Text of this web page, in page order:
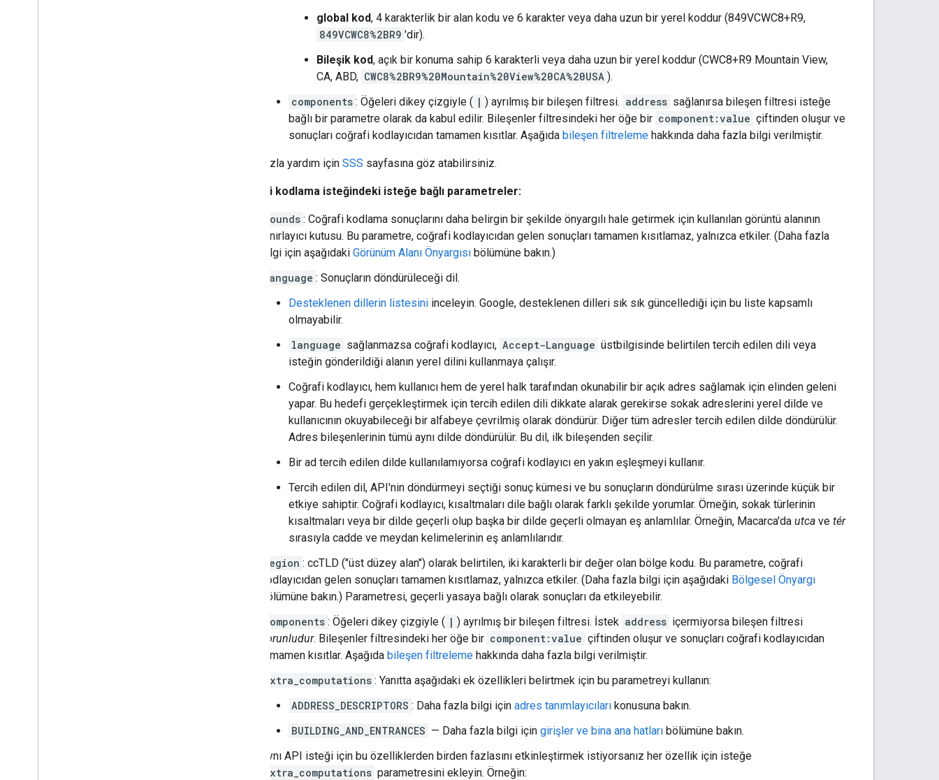
global kod, 4 karakterlik bir alan kodu ve 6 karakter veya daha uzun bir yerel koddur (849VCWC8+R9,
849VCWC8%2BR9 'dir).
Bileşik kod, açık bir konuma sahip 6 karakterli veya daha uzun bir yerel koddur (CWC8+R9 Mountain View,
CA, ABD, CWC8%2BR9%20Mountain%20View%20CA%20USA ).
components : Öğeleri dikey çizgiyle ( | ) ayrılmış bir bileşen filtresi. address sağlanırsa bileşen filtresi isteğe
bağlı bir parametre olarak da kabul edilir. Bileşenler filtresindeki her öğe bir component:value çiftinden oluşur ve
sonuçları coğrafi kodlayıcıdan tamamen kısıtlar. Aşağıda bileşen filtreleme hakkında daha fazla bilgi verilmiştir.
Daha fazla yardım için SSS sayfasına göz atabilirsiniz.
Coğrafi kodlama isteğindeki isteğe bağlı parametreler:
bounds : Coğrafi kodlama sonuçlarını daha belirgin bir şekilde önyargılı hale getirmek için kullanılan görüntü alanının
sınırlayıcı kutusu. Bu parametre, coğrafi kodlayıcıdan gelen sonuçları tamamen kısıtlamaz, yalnızca etkiler. (Daha fazla
bilgi için aşağıdaki Görünüm Alanı Önyargısı bölümüne bakın.)
language : Sonuçların döndürüleceği dil.
Desteklenen dillerin listesini inceleyin. Google, desteklenen dilleri sık sık güncellediği için bu liste kapsamlı
olmayabilir.
language sağlanmazsa coğrafi kodlayıcı, Accept-Language üstbilgisinde belirtilen tercih edilen dili veya
isteğin gönderildiği alanın yerel dilini kullanmaya çalışır.
Coğrafi kodlayıcı, hem kullanıcı hem de yerel halk tarafından okunabilir bir açık adres sağlamak için elinden geleni
yapar. Bu hedefi gerçekleştirmek için tercih edilen dili dikkate alarak gerekirse sokak adreslerini yerel dilde ve
kullanıcının okuyabileceği bir alfabeye çevrilmiş olarak döndürür. Diğer tüm adresler tercih edilen dilde döndürülür.
Adres bileşenlerinin tümü aynı dilde döndürülür. Bu dil, ilk bileşenden seçilir.
Bir ad tercih edilen dilde kullanılamıyorsa coğrafi kodlayıcı en yakın eşleşmeyi kullanır.
Tercih edilen dil, API'nin döndürmeyi seçtiği sonuç kümesi ve bu sonuçların döndürülme sırası üzerinde küçük bir
etkiye sahiptir. Coğrafi kodlayıcı, kısaltmaları dile bağlı olarak farklı şekilde yorumlar. Örneğin, sokak türlerinin
kısaltmaları veya bir dilde geçerli olup başka bir dilde geçerli olmayan eş anlamlılar. Örneğin, Macarca'da utca ve tér
sırasıyla cadde ve meydan kelimelerinin eş anlamlılarıdır.
region : ccTLD ("üst düzey alan") olarak belirtilen, iki karakterli bir değer olan bölge kodu. Bu parametre, coğrafi
kodlayıcıdan gelen sonuçları tamamen kısıtlamaz, yalnızca etkiler. (Daha fazla bilgi için aşağıdaki Bölgesel Önyargı
bölümüne bakın.) Parametresi, geçerli yasaya bağlı olarak sonuçları da etkileyebilir.
components : Öğeleri dikey çizgiyle ( | ) ayrılmış bir bileşen filtresi. İstek address içermiyorsa bileşen filtresi
zorunludur. Bileşenler filtresindeki her öğe bir component:value çiftinden oluşur ve sonuçları coğrafi kodlayıcıdan
tamamen kısıtlar. Aşağıda bileşen filtreleme hakkında daha fazla bilgi verilmiştir.
extra_computations : Yanıtta aşağıdaki ek özellikleri belirtmek için bu parametreyi kullanın:
ADDRESS_DESCRIPTORS : Daha fazla bilgi için adres tanımlayıcıları konusuna bakın.
BUILDING_AND_ENTRANCES — Daha fazla bilgi için girişler ve bina ana hatları bölümüne bakın.
Aynı API isteği için bu özelliklerden birden fazlasını etkinleştirmek istiyorsanız her özellik için isteğe
extra_computations parametresini ekleyin. Örneğin: